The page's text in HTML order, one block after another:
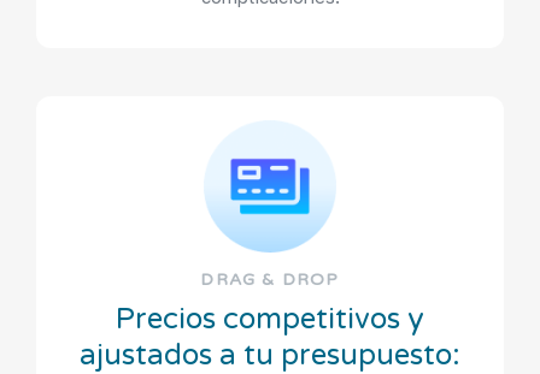
DRAG & DROP
Precios competitivos y
ajustados a tu presupuesto: